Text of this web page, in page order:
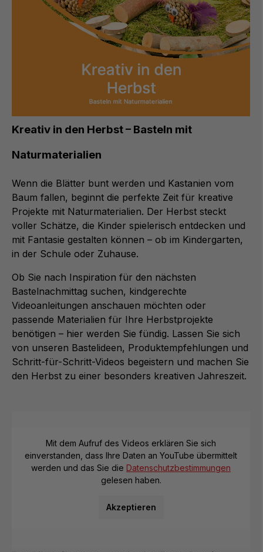
Kreativ in den Herbst – Basteln mit
Naturmaterialien
Wenn die Blätter bunt werden und Kastanien vom
Baum fallen, beginnt die perfekte Zeit für kreative
Projekte mit Naturmaterialien. Der Herbst steckt
voller Schätze, die Kinder spielerisch entdecken und
mit Fantasie gestalten können – ob im Kindergarten,
in der Schule oder Zuhause.
Ob Sie nach Inspiration für den nächsten
Bastelnachmittag suchen, kindgerechte
Videoanleitungen anschauen möchten oder
passende Materialien für Ihre Herbstprojekte
benötigen – hier werden Sie fündig. Lassen Sie sich
von unseren Bastelideen, Produktempfehlungen und
Schritt-für-Schritt-Videos begeistern und machen Sie
den Herbst zu einer besonders kreativen Jahreszeit.
Mit dem Aufruf des Videos erklären Sie sich
einverstanden, dass Ihre Daten an YouTube übermittelt
werden und das Sie die Datenschutzbestimmungen
gelesen haben.
Akzeptieren